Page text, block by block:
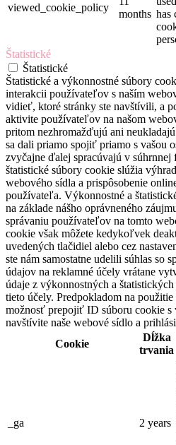
viewed_cookie_policy
months has
Štatistické
Štatistické
Štatistické a výkonnostné súbory
interakcii používateľov s naším
vidieť, ktoré stránky ste navštívili, a
aktivite používateľov na našom
pritom nezhromažďujú ani
sa dali priamo spojiť priamo s vašou
zvyčajne ďalej spracúvajú v súhrnnej
štatistické súbory cookie slúžia
webového sídla a prispôsobenie
používateľa. Výkonnostné a
na základe nášho oprávneného
správaniu používateľov na tomto
cookie však môžete kedykoľvek
uvedených tlačidiel alebo cez
ste nám samostatne udelili súhlas so
údajov na reklamné účely vrátane
údaje z výkonnostných a
tieto účely. Predpokladom na
možnosť prepojiť ID súboru cookie s
navštívite naše webové sídlo a
Cookie
Dĺžka
trvania
_ga 2 years